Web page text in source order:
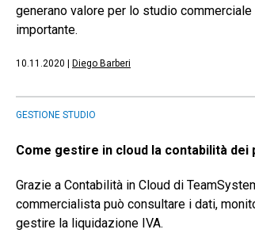
generano valore per lo studio
importante.
10.11.2020 Diego Barberi
GESTIONE STUDIO
Come gestire in cloud la contabilità dei
Grazie a Contabilità in Cloud di
commercialista può consultare i dati,
gestire la liquidazione IVA.